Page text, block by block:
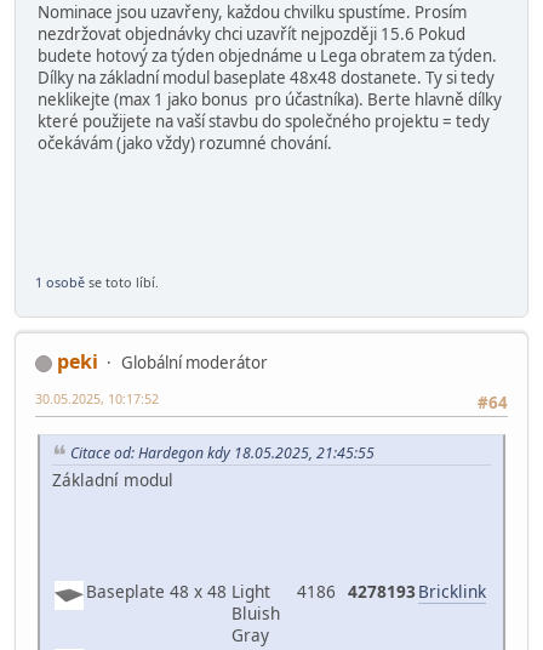
Nominace jsou uzavřeny, každou chvilku spustíme. Prosím
nezdržovat objednávky chci uzavřít nejpozději 15.6 Pokud
budete hotový za týden objednáme u Lega obratem za týden.
Dílky na základní modul baseplate 48x48 dostanete. Ty si tedy
neklikejte (max 1 jako bonus pro účastníka). Berte hlavně dílky
které použijete na vaší stavbu do společného projektu = tedy
očekávám (jako vždy) rozumné chování.
1 osobě se toto líbí.
peki
Globální moderátor
#64
30.05.2025, 10:17:52
Citace od: Hardegon kdy 18.05.2025, 21:45:55
Základní modul
Baseplate 48 x 48 Light
Bluish
Gray
4186 4278193Bricklink